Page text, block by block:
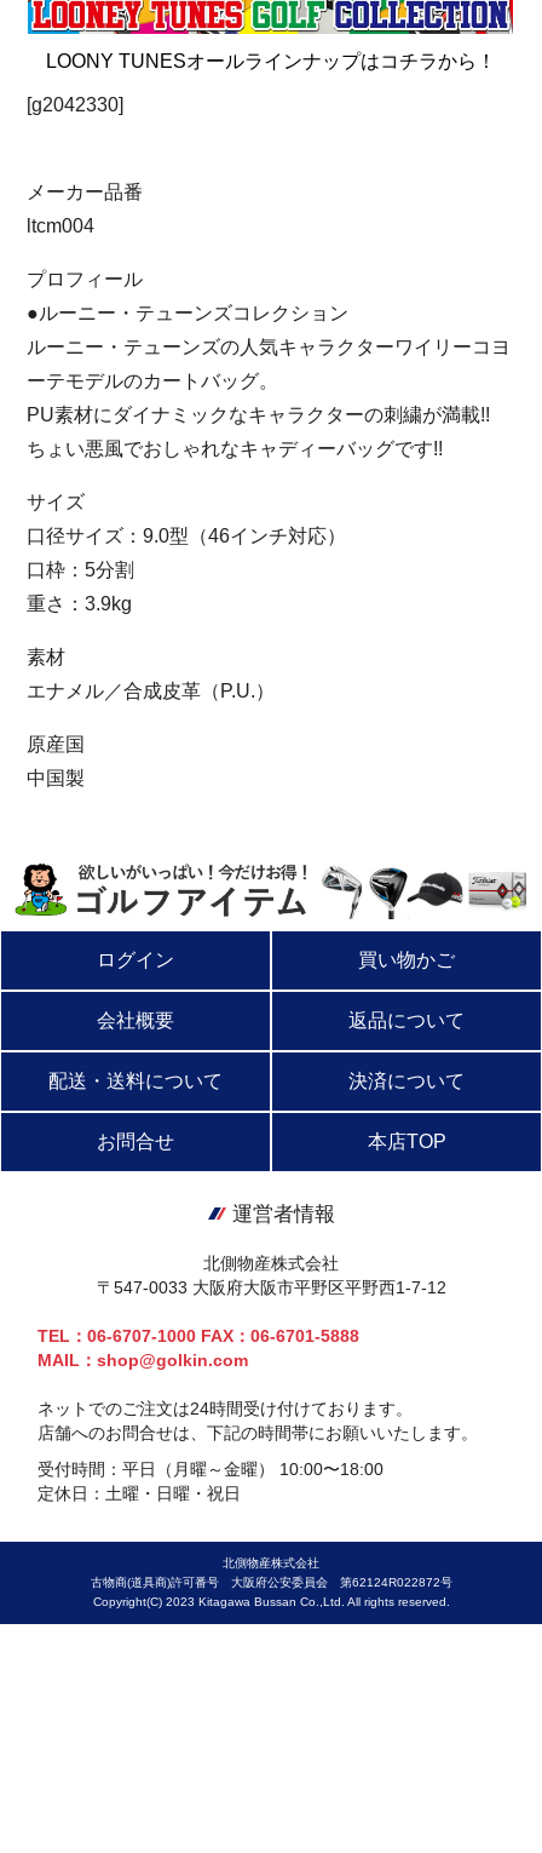
LOONY TUNESオールラインナップはコチラから！
[g2042330]
メーカー品番
ltcm004
プロフィール
●ルーニー・テューンズコレクション
ルーニー・テューンズの人気キャラクターワイリーコヨ
ーテモデルのカートバッグ。
PU素材にダイナミックなキャラクターの刺繍が満載!!
ちょい悪風でおしゃれなキャディーバッグです!!
サイズ
口径サイズ：9.0型（46インチ対応）
口枠：5分割
重さ：3.9kg
素材
エナメル／合成皮革（P.U.）
原産国
中国製
ログイン 買い物かご
会社概要 返品について
配送・送料について 決済について
お問合せ 本店TOP
運営者情報
北側物産株式会社
〒547-0033 大阪府大阪市平野区平野西1-7-12
TEL：06-6707-1000 FAX：06-6701-5888
MAIL：shop@golkin.com
ネットでのご注文は24時間受け付けております。
店舗へのお問合せは、下記の時間帯にお願いいたします。
受付時間：平日（月曜～金曜） 10:00〜18:00
定休日：土曜・日曜・祝日
北側物産株式会社
古物商(道具商)許可番号 大阪府公安委員会 第62124R022872号
Copyright(C) 2023 Kitagawa Bussan Co.,Ltd. All rights reserved.